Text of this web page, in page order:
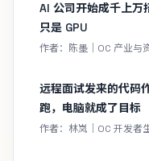
AI 公司开始成千上万
只是 GPU
作者：陈墨｜OC 产业与
远程面试发来的代码
跑，电脑就成了目标
作者：林岚｜OC 开发者